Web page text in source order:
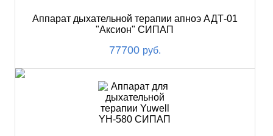
Аппарат дыхательной терапии апноэ АДТ-01
"Аксион" СИПАП
77700 руб.